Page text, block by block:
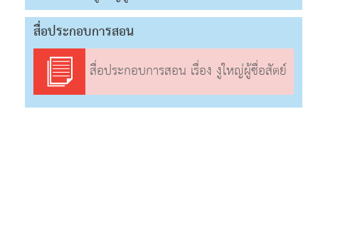
สื่อประกอบการสอน
สื่อประกอบการสอน เรื่อง งูใหญ่ผู้ซื่อสัตย์